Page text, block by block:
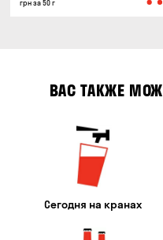
грн за 50 г
ВАС ТАКЖЕ
Сегодня на кранах